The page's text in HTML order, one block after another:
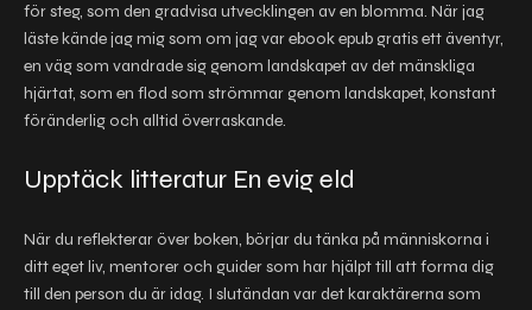
för steg, som den gradvisa utvecklingen av en blomma. När jag
läste kände jag mig som om jag var ebook epub gratis ett äventyr,
en väg som vandrade sig genom landskapet av det mänskliga
hjärtat, som en flod som strömmar genom landskapet, konstant
föränderlig och alltid överraskande.
Upptäck litteratur En evig eld
När du reflekterar över boken, börjar du tänka på människorna i
ditt eget liv, mentorer och guider som har hjälpt till att forma dig
till den person du är idag. I slutändan var det karaktärerna som